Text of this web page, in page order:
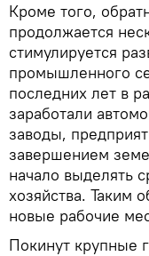
Кроме того,
продолжается
стимулируется
промышленного
последних лет в
заработали
заводы,
завершением
начало выделять
хозяйства. Таким
новые рабочие
Покинут крупные